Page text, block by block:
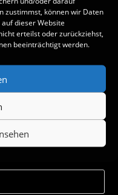
zustimmst, können wir Daten
dieser Website
erteilst oder zurückziehst,
beeinträchtigt werden.
in diesem Browser für